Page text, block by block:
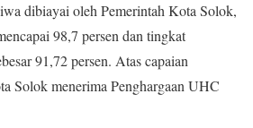
dibiayai oleh Pemerintah Kota Solok,
98,7 persen dan tingkat
91,72 persen. Atas capaian
Solok menerima Penghargaan UHC